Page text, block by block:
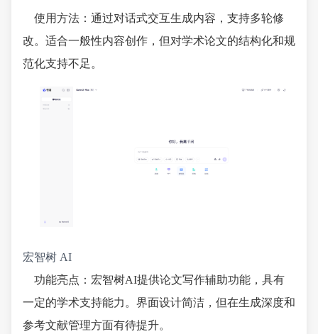
使用方法：通过对话式交互生成内容，支持多轮修
改。适合一般性内容创作，但对学术论文的结构化和规
范化支持不足。
宏智树 AI
功能亮点：宏智树AI提供论文写作辅助功能，具有
一定的学术支持能力。界面设计简洁，但在生成深度和
参考文献管理方面有待提升。